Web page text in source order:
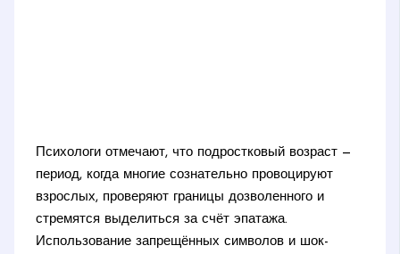
Психологи отмечают, что подростковый возраст —
период, когда многие сознательно провоцируют
взрослых, проверяют границы дозволенного и
стремятся выделиться за счёт эпатажа.
Использование запрещённых символов и шок-